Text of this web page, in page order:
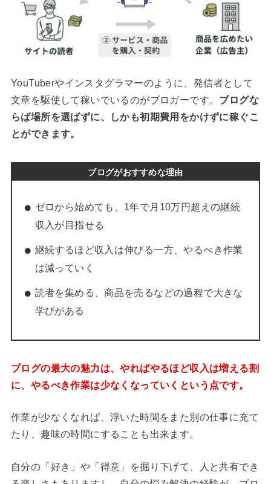
YouTuberやインスタグラマーのように、発信者として
文章を駆使して稼いでいるのがブロガーです。 ブログな
らば場所を選ばずに、しかも初期費用をかけずに稼ぐこ
とができます。
ブログがおすすめな理由
ゼロから始めても、1年で月10万円超えの継続
収入が目指せる
継続するほど収入は伸びる一方、やるべき作業
は減っていく
読者を集める、商品を売るなどの過程で大きな
学びがある
ブログの最大の魅力は、やればやるほど収入は増える割
に、やるべき作業は少なくなっていくという点です。
作業が少なくなれば、浮いた時間をまた別の仕事に充て
たり、趣味の時間にすることも出来ます。
自分の「好き」や「得意」を掘り下げて、人と共有でき